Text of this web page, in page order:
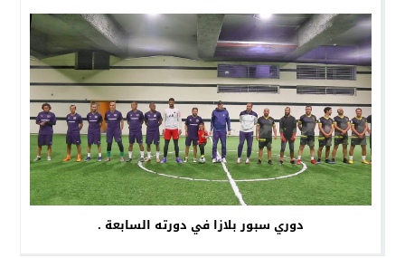
دوري سبور بلازا في دورته السابعة .